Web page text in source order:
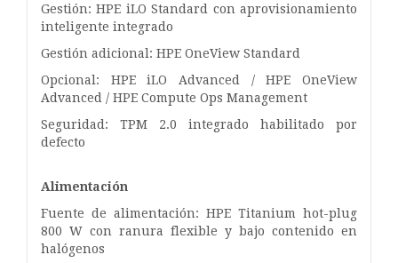
Gestión: HPE iLO Standard con aprovisionamiento
inteligente integrado
Gestión adicional: HPE OneView Standard
Opcional: HPE iLO Advanced / HPE OneView
Advanced / HPE Compute Ops Management
Seguridad: TPM 2.0 integrado habilitado por
defecto
Alimentación
Fuente de alimentación: HPE Titanium hot-plug
800 W con ranura flexible y bajo contenido en
halógenos